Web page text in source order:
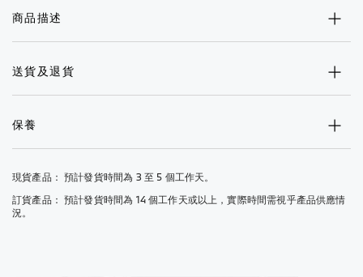
商品描述
送貨及退貨
保養
現貨產品： 預計發貨時間為 3 至 5 個工作天。
訂貨產品： 預計發貨時間為 14 個工作天或以上，實際時間需視乎產品供應情
況。